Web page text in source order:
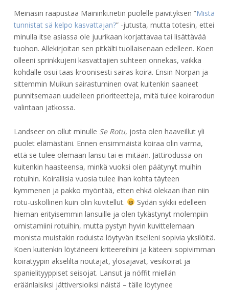
sairaat
koirat
ovat
opettaneet
rodun
valinnasta
Meinasin raapustaa Maininki.netin puolelle päivityksen ”Mistä
tunnistat sä kelpo kasvattajan?” -jutusta, mutta totesin, ettei
minulla itse asiassa ole juurikaan korjattavaa tai lisättävää
tuohon. Allekirjoitan sen pitkälti tuollaisenaan edelleen. Koen
olleeni sprinkkujeni kasvattajien suhteen onnekas, vaikka
kohdalle osui taas kroonisesti sairas koira. Ensin Norpan ja
sittemmin Muikun sairastuminen ovat kuitenkin saaneet
punnitsemaan uudelleen prioriteetteja, mitä tulee koirarodun
valintaan jatkossa.
Landseer on ollut minulle Se Rotu, josta olen haaveillut yli
puolet elämästäni. Ennen ensimmäistä koiraa olin varma,
että se tulee olemaan lansu tai ei mitään. Jättirodussa on
kuitenkin haasteensa, minkä vuoksi olen päätynyt muihin
rotuihin. Koirallisia vuosia tulee ihan kohta täyteen
kymmenen ja pakko myöntää, etten ehkä olekaan ihan niin
rotu-uskollinen kuin olin kuvitellut.
Sydän sykkii edelleen
hieman erityisemmin lansuille ja olen tykästynyt molempiin
omistamiini rotuihin, mutta pystyn hyvin kuvittelemaan
monista muistakin roduista löytyvän itselleni sopivia yksilöitä.
Koen kuitenkin löytäneeni kriteereihini ja käteeni sopivimman
koiratyypin akselilta noutajat, ylösajavat, vesikoirat ja
spanielityyppiset seisojat. Lansut ja nöffit miellän
eräänlaisiksi jättiversioiksi näistä – tälle löytynee